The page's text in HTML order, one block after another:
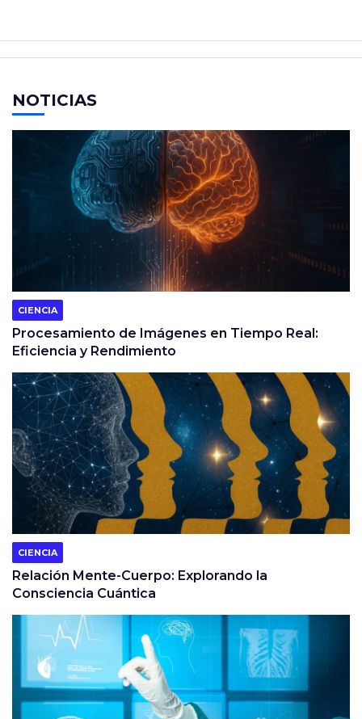
NOTICIAS
CIENCIA
Procesamiento de Imágenes en Tiempo Real:
Eficiencia y Rendimiento
CIENCIA
Relación Mente-Cuerpo: Explorando la
Consciencia Cuántica